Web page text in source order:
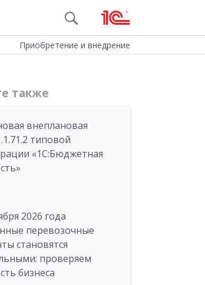
Приобретение и внедрение
также
внеплановая
типовой
«1C:Бюджетная
2026 года
перевозочные
становятся
проверяем
бизнеса